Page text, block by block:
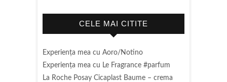
CELE MAI CITITE
Experienţa mea cu Aoro/Notino
Experienţa mea cu Le Fragrance #parfum
La Roche Posay Cicaplast Baume – crema